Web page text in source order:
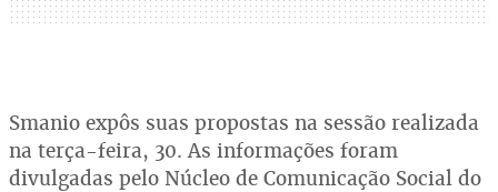
Smanio expôs suas propostas na sessão realizada
na terça-feira, 30. As informações foram
divulgadas pelo Núcleo de Comunicação Social do